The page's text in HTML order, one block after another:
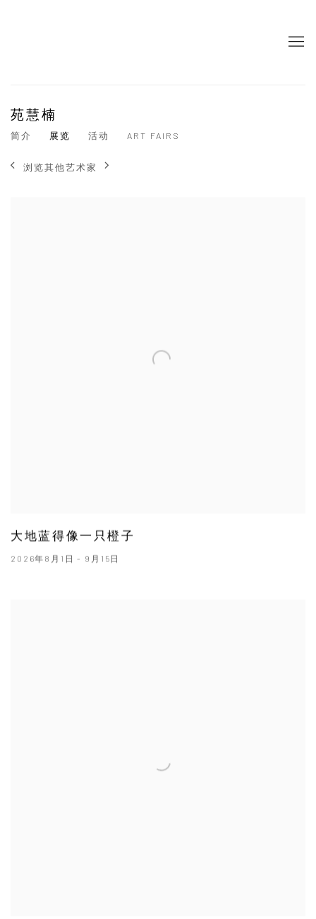
苑慧楠
简介 展览 活动 ART FAIRS
浏览其他艺术家
大地蓝得像一只橙子
2026年8月1日 - 9月15日